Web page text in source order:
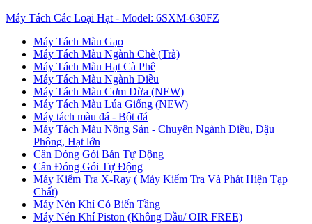
Máy Tách Các Loại Hạt - Model: 6SXM-630FZ
Máy Tách Màu Gạo
Máy Tách Màu Ngành Chè (Trà)
Máy Tách Màu Hạt Cà Phê
Máy Tách Màu Ngành Điều
Máy Tách Màu Cơm Dừa (NEW)
Máy Tách Màu Lúa Giống (NEW)
Máy tách màu đá - Bột đá
Máy Tách Màu Nông Sản - Chuyên Ngành Điều, Đậu
Phộng, Hạt lớn
Cân Đóng Gói Bán Tự Động
Cân Đóng Gói Tự Động
Máy Kiểm Tra X-Ray ( Máy Kiểm Tra Và Phát Hiện Tạp
Chất)
Máy Nén Khí Có Biến Tầng
Máy Nén Khí Piston (Không Dầu/ OIR FREE)